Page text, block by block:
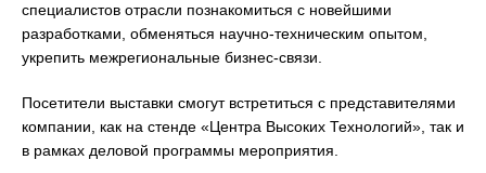
специалистов отрасли познакомиться с новейшими
разработками, обменяться научно-техническим опытом,
укрепить межрегиональные бизнес-связи.
Посетители выставки смогут встретиться с представителями
компании, как на стенде «Центра Высоких Технологий», так и
в рамках деловой программы мероприятия.